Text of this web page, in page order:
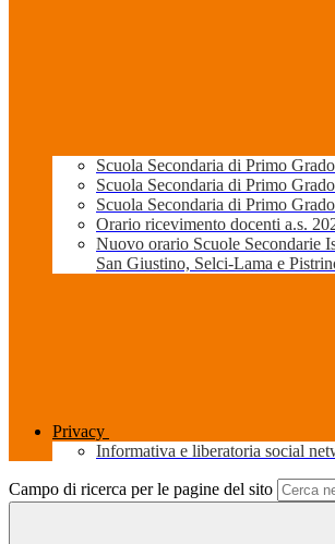
Scuola Secondaria di Primo
Scuola Secondaria di Primo
Scuola Secondaria di Primo
Orario ricevimento docenti a.s.
Nuovo orario Scuole Secondarie
San Giustino, Selci-Lama e
Privacy
Informativa e liberatoria social
Campo di ricerca per le pagine del sito